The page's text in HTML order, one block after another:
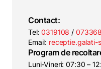
Contact:
Tel:0319108 /
Email: receptie.galati-
Program de
Luni-Vineri: 07:30 –